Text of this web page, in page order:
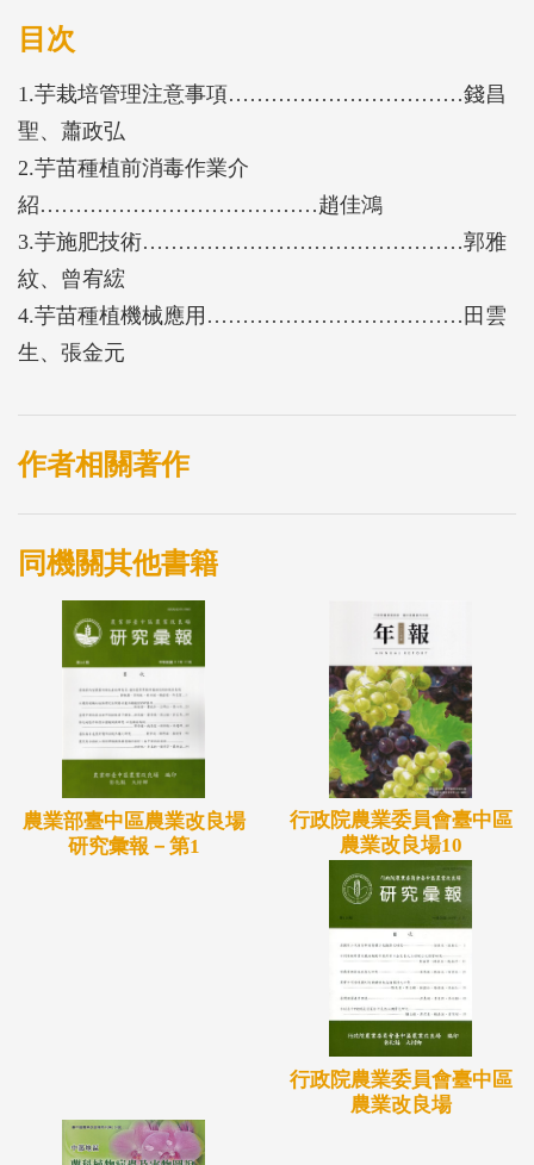
目次
1.芋栽培管理注意事項……………………………錢昌
聖、蕭政弘
2.芋苗種植前消毒作業介
紹…………………………………趙佳鴻
3.芋施肥技術………………………………………郭雅
紋、曾宥綋
4.芋苗種植機械應用………………………………田雲
生、張金元
作者相關著作
同機關其他書籍
農業部臺中區農業改良場
研究彙報－第1
行政院農業委員會臺中區
農業改良場10
行政院農業委員會臺中區
農業改良場